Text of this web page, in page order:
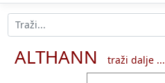
ALTHANN traži dalje ...